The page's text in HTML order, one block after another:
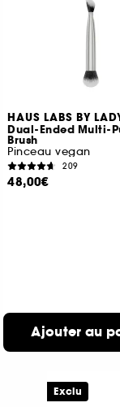
HAUS LABS BY
Dual-Ended Multi-
Brush
Pinceau vegan
209
48,00€
Ajouter au
Exclu